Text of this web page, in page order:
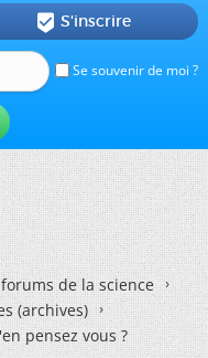
Se souvenir de moi ?
 S'inscrire
de la science
(archives)
pensez vous ?